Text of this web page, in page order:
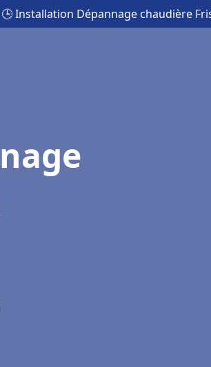
🕒 Installation Dépannage chaudière